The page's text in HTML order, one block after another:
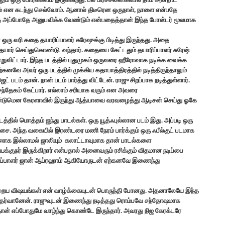
கடந்து செல்வோம். ஆனால் திடீரென ஒருநாள், நாளை என்பதே
அனுபவிக்க வேண்டும் என்பதைத்தான் இந்த போஸ்டர் மூலமாக
வரி கதை தயாரிப்பாளர் சுரேஷுக்கு பிடித்து இருந்தது. அதை
செய்துகொண்டு வந்தார். கதையை கேட்டதும் தயாரிப்பாளர் சுரேஷ்
இந்த படத்தில் புதுமுகம் ஒருவரை ஹீரோவாக நடிக்க வைக்க
அவர் ஒரு படத்தில் முக்கிய கதாபாத்திரத்தில் நடித்திருந்தாலும்
தான். நான் படம் பார்த்து விட்டேன். ராஜு சிறப்பாக நடித்துள்ளார்.
கேட்பார். எல்லாம் சரியாக வரும் என அவரை
கேரளாவில் இருந்து ஆத்யாவை வரவழைத்து ஆடிசன் செய்து ஓகே
மொத்தம் ஐந்து பாடல்கள். ஒரு யூத்ஃபுல்லான படம் இது. அப்படி ஒரு
அந்த வகையில் இரண்டரை மணி நேரம் பார்க்கும் ஒரு ஃபீல்குட் படமாக
இல்லாமல் ஜாலியும் கலாட்டாவுமாக தான் பாடல்களை
இருக்கிறார் என்பதால் அனைவரும் ரசிக்கும் விதமான நடிப்பை
ஜான் ஆப்ரஹாம் ஆகியோருடன் ஏற்கனவே இணைந்து
விஷயங்கள் என் வாழ்க்கையுடன் பொருந்தி போனது. அதனாலேயே இந்த
தேர்வானேன். ராஜுவுடன் இணைந்து நடித்தது ரொம்பவே சந்தோஷமாக
எப்போதுமே வாழ்ந்து கொண்டே இருந்தார். அவரது நிஜ கேரக்டரே